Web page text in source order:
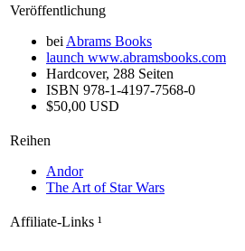
Veröffentlichung
bei Abrams Books
launch www.abramsbooks.com
Hardcover, 288 Seiten
ISBN 978-1-4197-7568-0
$50,00 USD
Reihen
Andor
The Art of Star Wars
Affiliate-Links ¹